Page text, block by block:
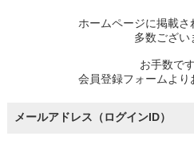
ホームページに掲載さ
多数ござい
お手数です
会員登録フォームより
メールアドレス（ログインID）